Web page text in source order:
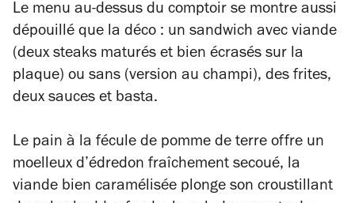
Le menu au-dessus du comptoir se montre aussi
dépouillé que la déco : un sandwich avec viande
(deux steaks maturés et bien écrasés sur la
plaque) ou sans (version au champi), des frites,
deux sauces et basta.
Le pain à la fécule de pomme de terre offre un
moelleux d’édredon fraîchement secoué, la
viande bien caramélisée plonge son croustillant